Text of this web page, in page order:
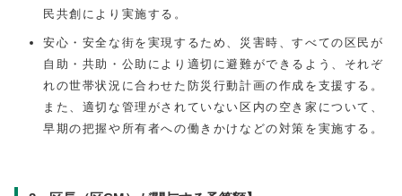
民共創により実施する。
安心・安全な街を実現するため、災害時、すべての区民が
自助・共助・公助により適切に避難ができるよう、それぞ
れの世帯状況に合わせた防災行動計画の作成を支援する。
また、適切な管理がされていない区内の空き家について、
早期の把握や所有者への働きかけなどの対策を実施する。